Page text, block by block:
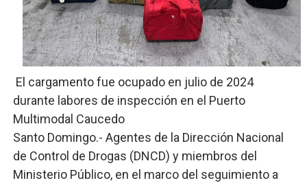
Operativo Interinstitucional “Compromiso Ambiental
Trabajadores de la prensa y Obispado de la Provincia
Ministerio de Cultura anuncia ganadores de Premios
Más de 180 dirigentes sindicales de las Américas se
Restaurante Amigos es reconocido por sus cuatro
El cargamento fue ocupado en julio de 2024
durante labores de inspección en el Puerto
Multimodal Caucedo
Santo Domingo.- Agentes de la Dirección Nacional
de Control de Drogas (DNCD) y miembros del
Ministerio Público, en el marco del seguimiento a